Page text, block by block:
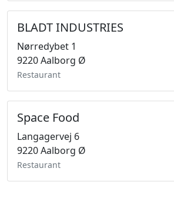
BLADT INDUSTRIES
Nørredybet 1
9220 Aalborg Ø
Restaurant
Space Food
Langagervej 6
9220 Aalborg Ø
Restaurant